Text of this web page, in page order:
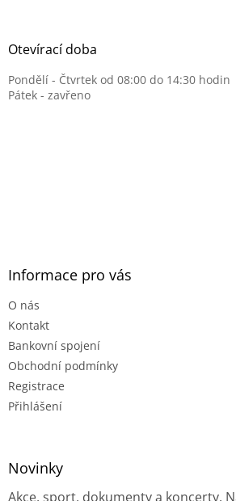
Otevírací doba
Pondělí - Čtvrtek od 08:00 do 14:30 hodin
Pátek - zavřeno
Informace pro vás
O nás
Kontakt
Bankovní spojení
Obchodní podmínky
Registrace
Přihlášení
Novinky
Akce, sport, dokumenty a koncerty.